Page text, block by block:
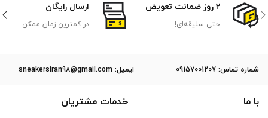
2 روز ضمانت تعویض
حتی سلیقه‌ای!
ارسال رایگان
در کمترین زمان ممکن
ﺷﻤﺎره ﺗﻤﺎس: 09157001207 ایمیل: sneakersiran98@gmail.com
با ما خدمات مشتریان